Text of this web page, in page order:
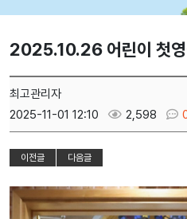
2025.10.26 어린이 첫
최고관리자
2025-11-01 12:10
2,598
이전글 다음글